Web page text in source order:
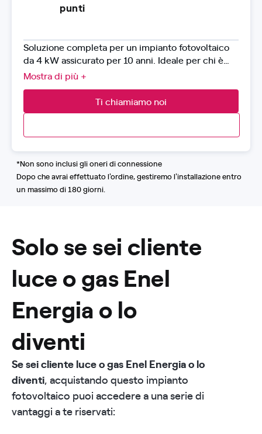
punti
Soluzione completa per un impianto fotovoltaico
da 4 kW assicurato per 10 anni. Ideale per chi è
alla ricerca di design ed alte performance,
consente di risparmiare sulla bolletta grazie
all'autoconsumo. L'offerta è chiavi in mano e
comprende progettazione e installazione,
smaltimento dei moduli a fine vita. Sono inoltre
inclusi configurazione del sistema di
monitoraggio, assistenza pratiche autorizzative e
paesaggistica (sono esclusi oneri o diritti di
segreteria eventualmente richiesti dagli uffici
oneri di sicurezza. Sono previste come moduli
aggiuntivi le seguenti opzioni: installazione su isole
Mostra di più +
Ti chiamiamo noi
*Non sono inclusi gli oneri di connessione
Dopo che avrai effettuato l'ordine, gestiremo l'installazione entro
un massimo di 180 giorni.
Solo se sei cliente
luce o gas Enel
Energia o lo
diventi
Se sei cliente luce o gas Enel Energia o lo
diventi, acquistando questo impianto
fotovoltaico puoi accedere a una serie di
vantaggi a te riservati: